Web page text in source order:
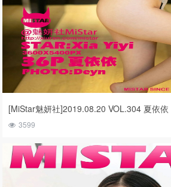
[MiStar魅妍社]2019.08.20 VOL.304 夏依依
3599